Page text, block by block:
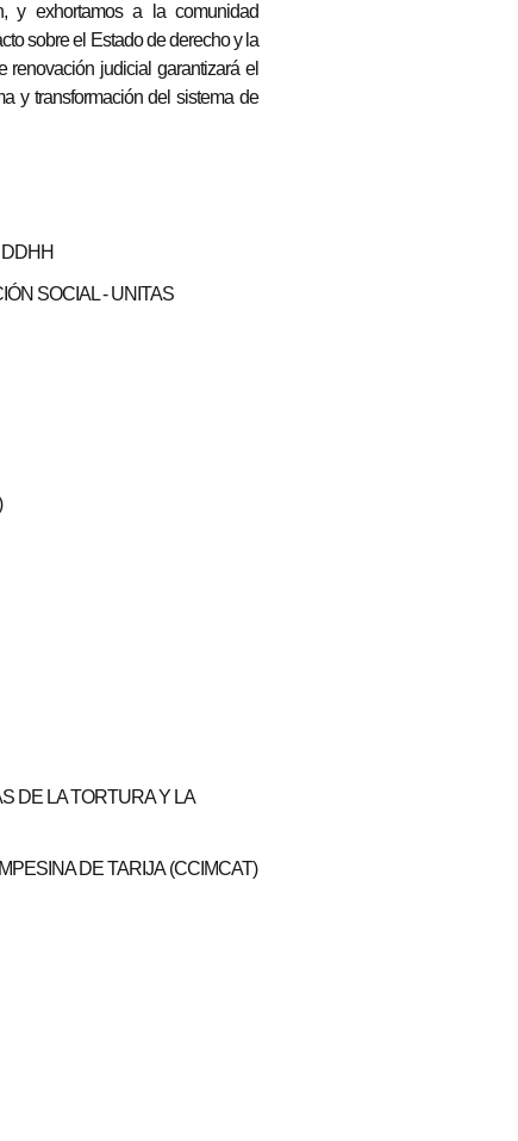
y exhortamos a la comunidad
sobre el Estado de derecho y la
judicial garantizará el
y transformación del sistema de
SOCIAL - UNITAS
DE LA TORTURA Y LA
DE TARIJA (CCIMCAT)